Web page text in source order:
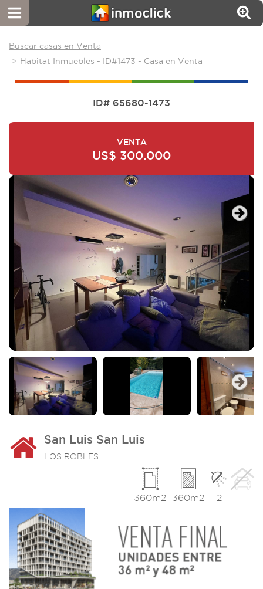
Buscar casas en Venta
Habitat Inmuebles - ID#1473 - Casa en Venta
ID# 65680-1473
VENTA
US$ 300.000
Imagen_2
Next
San Luis San Luis
LOS ROBLES
2
360m2
360m2